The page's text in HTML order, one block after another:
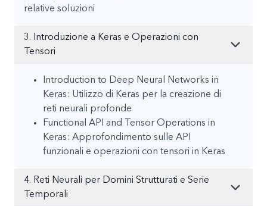
relative soluzioni
3. Introduzione a Keras e Operazioni con
Tensori
Introduction to Deep Neural Networks in
Keras: Utilizzo di Keras per la creazione di
reti neurali profonde
Functional API and Tensor Operations in
Keras: Approfondimento sulle API
funzionali e operazioni con tensori in Keras
4. Reti Neurali per Domini Strutturati e Serie
Temporali